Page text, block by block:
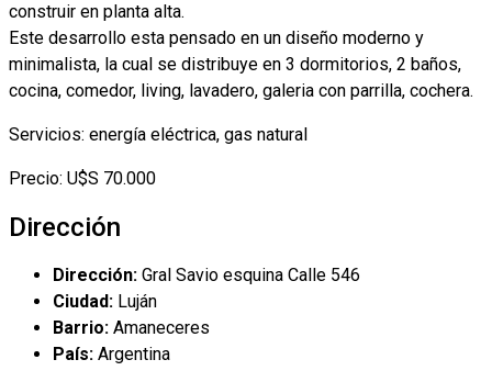
construir en planta alta.
Este desarrollo esta pensado en un diseño moderno y
minimalista, la cual se distribuye en 3 dormitorios, 2 baños,
cocina, comedor, living, lavadero, galeria con parrilla, cochera.
Servicios: energía eléctrica, gas natural
Precio: U$S 70.000
Dirección
Dirección: Gral Savio esquina Calle 546
Ciudad: Luján
Barrio: Amaneceres
País: Argentina